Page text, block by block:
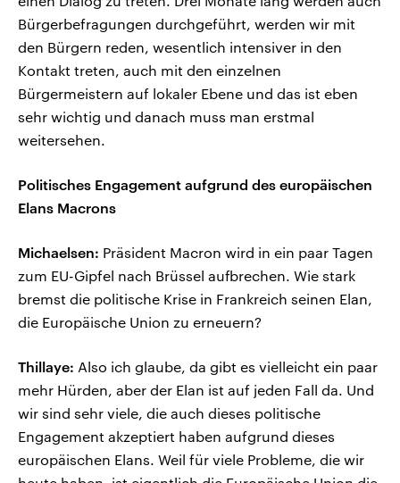
Bürgerbefragungen durchgeführt, werden wir mit
den Bürgern reden, wesentlich intensiver in den
Kontakt treten, auch mit den einzelnen
Bürgermeistern auf lokaler Ebene und das ist eben
sehr wichtig und danach muss man erstmal
weitersehen.
Politisches Engagement aufgrund des europäischen
Elans Macrons
Michaelsen: Präsident Macron wird in ein paar Tagen
zum EU-Gipfel nach Brüssel aufbrechen. Wie stark
bremst die politische Krise in Frankreich seinen Elan,
die Europäische Union zu erneuern?
Thillaye: Also ich glaube, da gibt es vielleicht ein paar
mehr Hürden, aber der Elan ist auf jeden Fall da. Und
wir sind sehr viele, die auch dieses politische
Engagement akzeptiert haben aufgrund dieses
europäischen Elans. Weil für viele Probleme, die wir